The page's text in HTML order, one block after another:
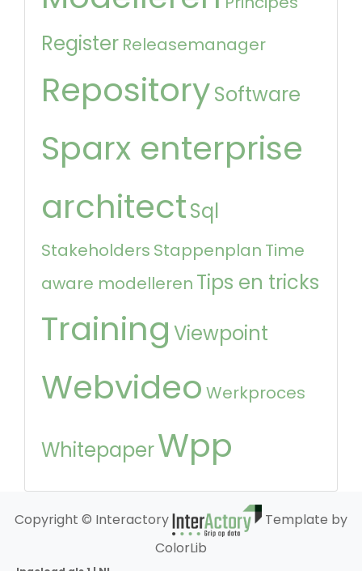
Register Releasemanager
RepositorySoftware
Sparx enterprise
architectSql
Stakeholders Stappenplan Time
aware modelleren Tips en tricks
Training Viewpoint
Webvideo Werkproces
WhitepaperWpp
Copyright © Interactory
Template by
ColorLib